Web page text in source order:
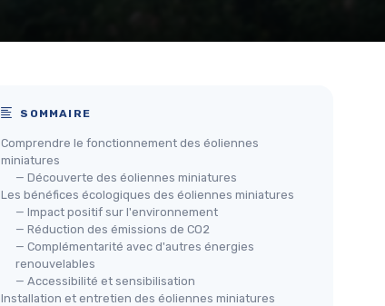
SOMMAIRE
Comprendre le fonctionnement des éoliennes
miniatures
— Découverte des éoliennes miniatures
Les bénéfices écologiques des éoliennes miniatures
— Impact positif sur l'environnement
— Réduction des émissions de CO2
— Complémentarité avec d'autres énergies
renouvelables
— Accessibilité et sensibilisation
Installation et entretien des éoliennes miniatures